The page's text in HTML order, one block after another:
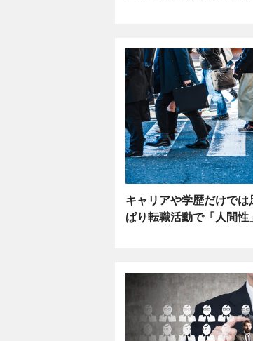
キャリアや学歴だけでは
ぱり転職活動で「人間